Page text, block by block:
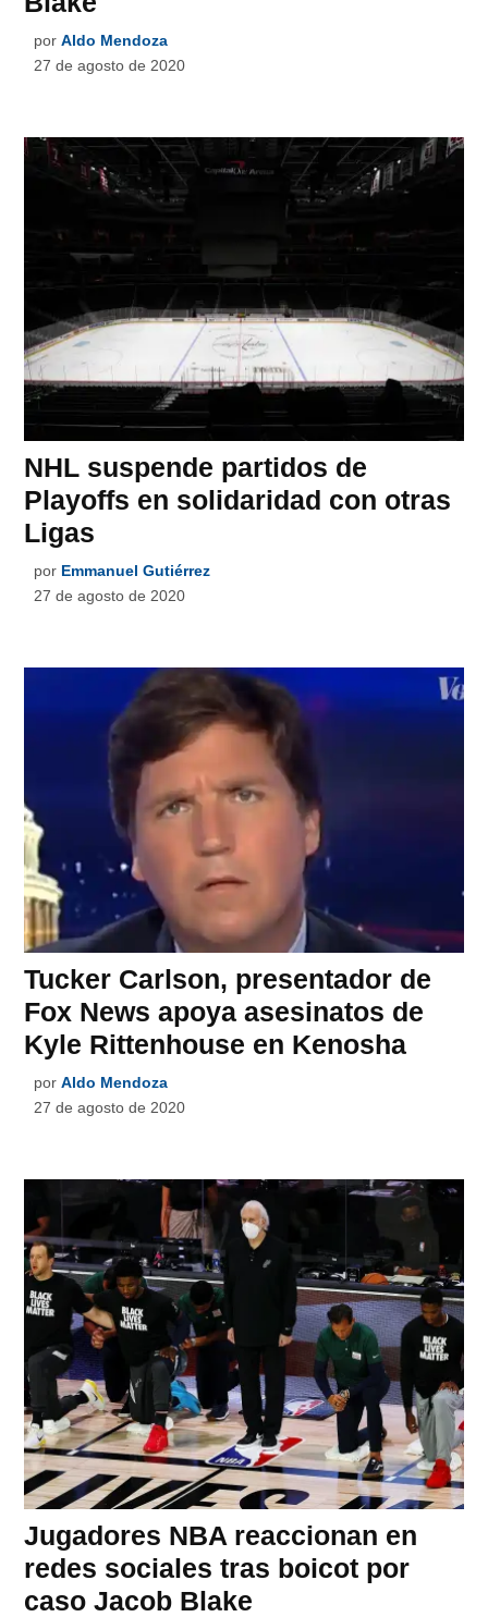
por Aldo Mendoza
27 de agosto de 2020
NHL suspende partidos de
Playoffs en solidaridad con otras
Ligas
por Emmanuel Gutiérrez
27 de agosto de 2020
Tucker Carlson, presentador de
Fox News apoya asesinatos de
Kyle Rittenhouse en Kenosha
por Aldo Mendoza
27 de agosto de 2020
Jugadores NBA reaccionan en
redes sociales tras boicot por
caso Jacob Blake